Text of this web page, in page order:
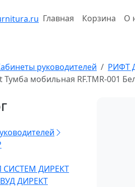
Главная Корзина О
руководителей РИФТ
Тумба мобильная RF.TMR-001
СИСТЕМ ДИРЕКТ
ДИРЕКТ